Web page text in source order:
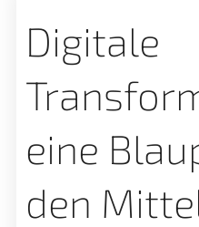
Digitale
eine
den